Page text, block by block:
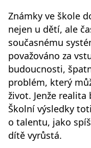
Známky ve škole
nejen u dětí, ale
současnému
považováno za
budoucnosti,
problém, který
život. Jenže
Školní výsledky
o talentu, jako
dítě vyrůstá.